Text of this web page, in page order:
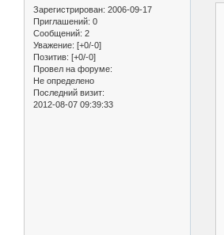
Зарегистрирован: 2006-09-17
Приглашений: 0
Сообщений: 2
Уважение: [+0/-0]
Позитив: [+0/-0]
Провел на форуме:
Не определено
Последний визит:
2012-08-07 09:39:33